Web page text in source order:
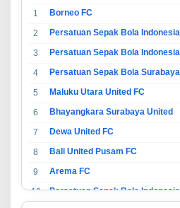
1 Borneo FC
2
3
4
Persatuan Sepak Bola Surabaya
5
Maluku Utara United FC
6
Bhayangkara Surabaya United
7
Dewa United FC
8
Bali United Pusam FC
9
Arema FC
10